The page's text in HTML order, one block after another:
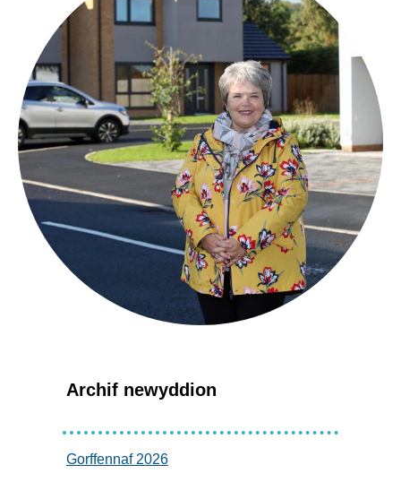
Archif newyddion
Gorffennaf 2026